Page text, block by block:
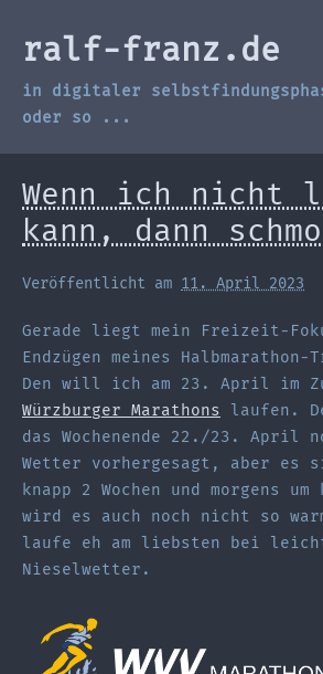
Inhalt
springen
ralf-franz.de
in digitaler
oder so ...
Wenn ich nicht
kann, dann
Veröffentlicht am 11. April 2023
Gerade liegt mein Freizeit-
Endzügen meines
Den will ich am 23. April im
Würzburger Marathons laufen.
das Wochenende 22./23. April
Wetter vorhergesagt, aber es
knapp 2 Wochen und morgens
wird es auch noch nicht so
laufe eh am liebsten bei
Nieselwetter.